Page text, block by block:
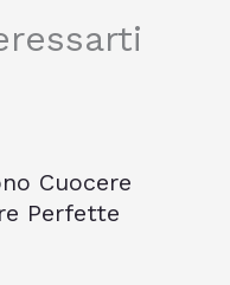
Cuocere
Perfette